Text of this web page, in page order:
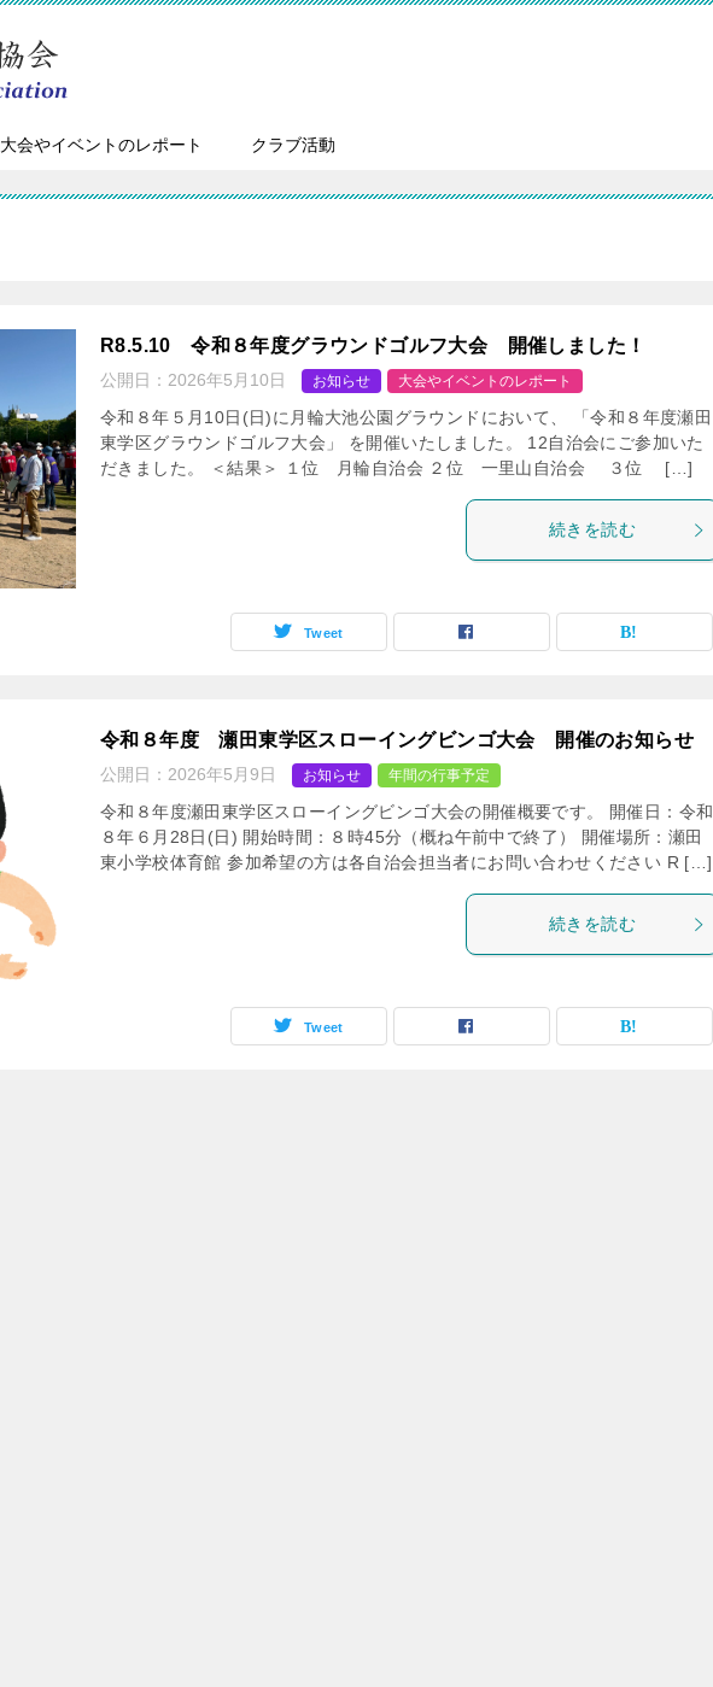
大会やイベントのレポート クラブ活動
R8.5.10 令和８年度グラウンドゴルフ大会 開催しました！
公開日： 2026年5月10日 お知らせ 大会やイベントのレポート
令和８年５月10日(日)に月輪大池公園グラウンドにおいて、 「令和８年度瀬田
東学区グラウンドゴルフ大会」 を開催いたしました。 12自治会にご参加いた
だきました。 ＜結果＞ １位 月輪自治会 ２位 一里山自治会 ３位 […]
続きを読む
Tweet
令和８年度 瀬田東学区スローイングビンゴ大会 開催のお知らせ
公開日： 2026年5月9日 お知らせ 年間の行事予定
令和８年度瀬田東学区スローイングビンゴ大会の開催概要です。 開催日：令和
８年６月28日(日) 開始時間：８時45分（概ね午前中で終了） 開催場所：瀬田
東小学校体育館 参加希望の方は各自治会担当者にお問い合わせください R […]
続きを読む
Tweet